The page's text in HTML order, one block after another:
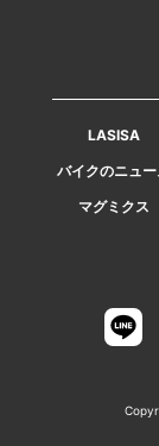
LASISA
バイクのニュー
マグミクス